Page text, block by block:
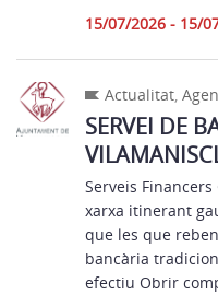
15/07/2026 - 15/
Actualitat,
SERVEI DE
Serveis
xarxa itinerant
que les que
bancària
efectiu Obrir